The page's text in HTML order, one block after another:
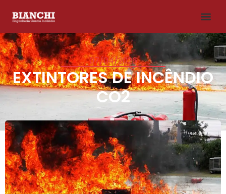
07/04/2026
EXTINTORES DE INCÊNDIO
CO2